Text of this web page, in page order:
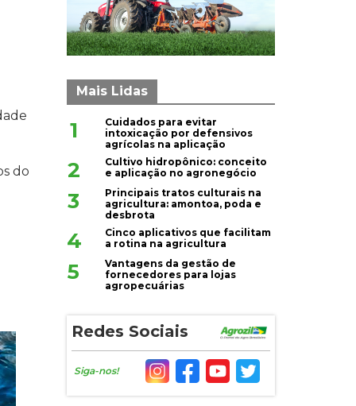
do
Mais Lidas
1
Cuidados para evitar
intoxicação por defensivos
agrícolas na aplicação
2
Cultivo hidropônico: conceito
e aplicação no agronegócio
3
Principais tratos culturais na
agricultura: amontoa, poda e
desbrota
4
Cinco aplicativos que facilitam
a rotina na agricultura
5
Vantagens da gestão de
fornecedores para lojas
agropecuárias
Redes Sociais
Siga-nos!